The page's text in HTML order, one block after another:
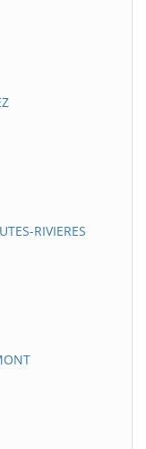
RIVIERES